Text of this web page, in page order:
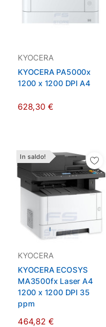
KYOCERA
KYOCERA PA5000x
1200 x 1200 DPI A4
628,30 €
In saldo!
KYOCERA
KYOCERA ECOSYS
MA3500fx Laser A4
1200 x 1200 DPI 35
ppm
464,82 €